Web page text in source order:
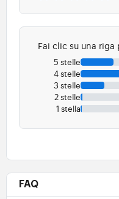
Fai clic su una riga
5 stelle
4 stelle
3 stelle
2 stelle
1 stella
FAQ